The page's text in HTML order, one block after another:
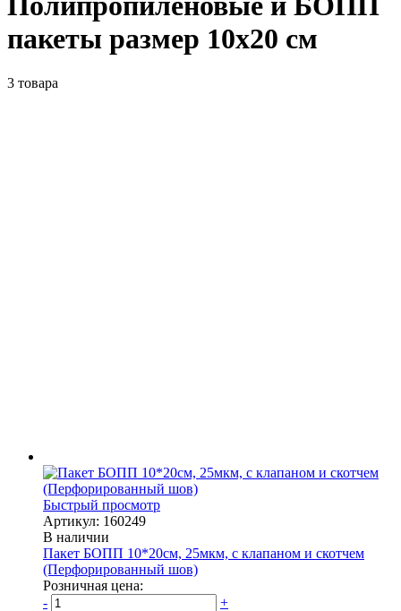
пакеты размер 10x20 см
3 товара
Быстрый просмотр
Артикул: 160249
В наличии
Пакет БОПП 10*20см, 25мкм, с клапаном и скотчем
(Перфорированный шов)
Розничная цена:
-
+